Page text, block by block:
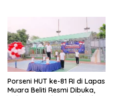
Porseni HUT ke-81 RI di Lapas
Muara Beliti Resmi Dibuka,